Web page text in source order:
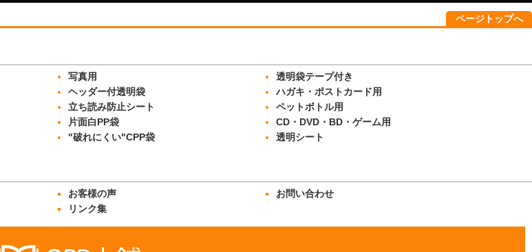
ページトップへ
写真用
透明袋テープ付き
ヘッダー付透明袋
ハガキ・ポストカード用
立ち読み防止シート
ペットボトル用
片面白PP袋
CD・DVD・BD・ゲーム用
"破れにくい"CPP袋 透明シート
お客様の声
お問い合わせ
リンク集